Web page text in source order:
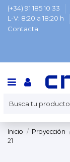
(+34) 91 185 10 33
L-V: 8:20 a 18:20 h
Contacta
Inicio Proyección
21